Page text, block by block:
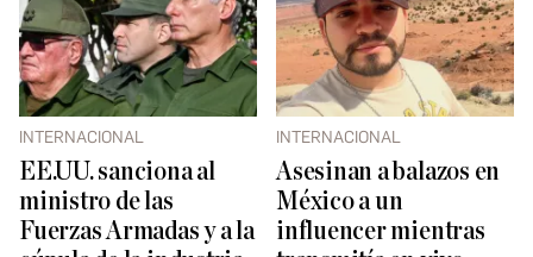
INTERNACIONAL
EE.UU. sanciona al
ministro de las
Fuerzas Armadas y a la
INTERNACIONAL
Asesinan a balazos en
México a un
influencer mientras